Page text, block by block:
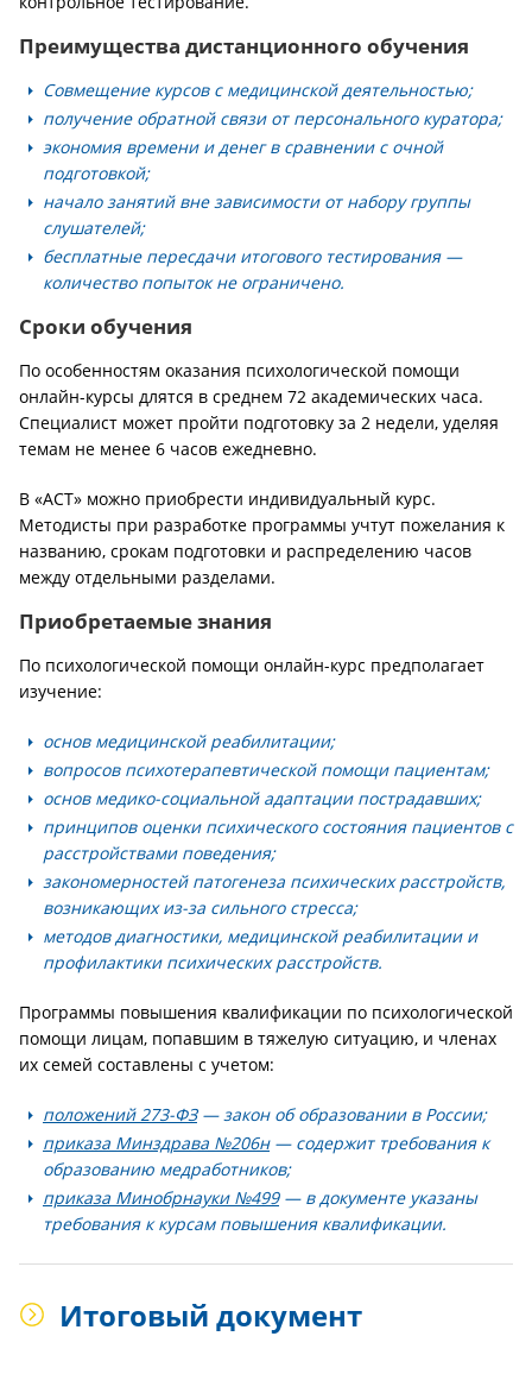
Преимущества дистанционного обучения
Совмещение курсов с медицинской деятельностью;
получение обратной связи от персонального куратора;
экономия времени и денег в сравнении с очной
подготовкой;
начало занятий вне зависимости от набору группы
слушателей;
бесплатные пересдачи итогового тестирования —
количество попыток не ограничено.
Сроки обучения
По особенностям оказания психологической помощи
онлайн-курсы длятся в среднем 72 академических часа.
Специалист может пройти подготовку за 2 недели, уделяя
темам не менее 6 часов ежедневно.
В «АСТ» можно приобрести индивидуальный курс.
Методисты при разработке программы учтут пожелания к
названию, срокам подготовки и распределению часов
между отдельными разделами.
Приобретаемые знания
По психологической помощи онлайн-курс предполагает
изучение:
основ медицинской реабилитации;
вопросов психотерапевтической помощи пациентам;
основ медико-социальной адаптации пострадавших;
принципов оценки психического состояния пациентов с
расстройствами поведения;
закономерностей патогенеза психических расстройств,
возникающих из-за сильного стресса;
методов диагностики, медицинской реабилитации и
профилактики психических расстройств.
Программы повышения квалификации по психологической
помощи лицам, попавшим в тяжелую ситуацию, и членах
их семей составлены с учетом:
положений 273-ФЗ— закон об образовании в России;
приказа Минздрава №206н— содержит требования к
образованию медработников;
приказа Минобрнауки №499— в документе указаны
требования к курсам повышения квалификации.
Итоговый документ